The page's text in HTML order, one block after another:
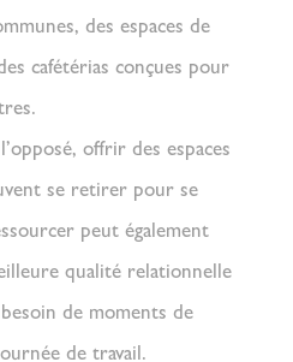
des espaces de
cafétérias conçues pour
offrir des espaces
se retirer pour se
peut également
qualité relationnelle
de moments de
de travail.